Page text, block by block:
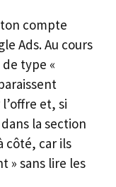
compte
Ads. Au cours
type «
et, si
dans la section
côté, car ils
» sans lire les